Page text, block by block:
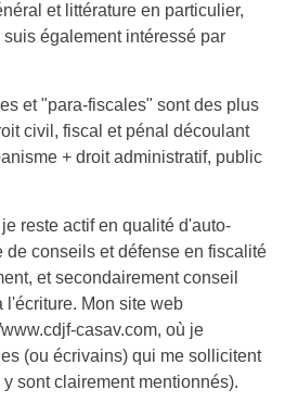
et littérature en particulier,
également intéressé par
et "para-fiscales" sont des plus
civil, fiscal et pénal découlant
+ droit administratif, public
reste actif en qualité d'auto-
de conseils et défense en fiscalité
et secondairement conseil
Mon site web
www.cdjf-casav.com, où je
(ou écrivains) qui me sollicitent
sont clairement mentionnés).